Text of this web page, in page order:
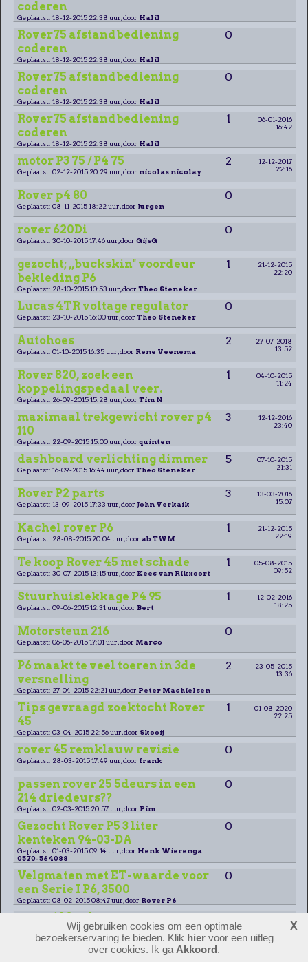
coderen
Geplaatst: 18-12-2015 22:38 uur, door Halil
Rover75 afstandbediening
coderen
0
Geplaatst: 18-12-2015 22:38 uur, door Halil
Rover75 afstandbediening
coderen
0
Geplaatst: 18-12-2015 22:38 uur, door Halil
Rover75 afstandbediening
coderen
1
06-01-2016
16:42
Geplaatst: 18-12-2015 22:38 uur, door Halil
motor P3 75 / P4 75 2
12-12-2017
22:16
Geplaatst: 02-12-2015 20:29 uur, door nicolas nicolay
Rover p4 80 0
Geplaatst: 08-11-2015 18:22 uur, door Jurgen
rover 620Di 0
Geplaatst: 30-10-2015 17:46 uur, door GijsG
gezocht; ,,buckskin" voordeur
bekleding P6
1
21-12-2015
22:20
Geplaatst: 28-10-2015 10:53 uur, door Theo Steneker
Lucas 4TR voltage regulator 0
Geplaatst: 23-10-2015 16:00 uur, door Theo Steneker
Autohoes 2
27-07-2018
13:52
Geplaatst: 01-10-2015 16:35 uur, door Rene Veenema
Rover 820, zoek een
koppelingspedaal veer.
1
04-10-2015
11:24
Geplaatst: 26-09-2015 15:28 uur, door Tim N
maximaal trekgewicht rover p4
110
3
12-12-2016
23:40
Geplaatst: 22-09-2015 15:00 uur, door quinten
dashboard verlichting dimmer 5
07-10-2015
21:31
Geplaatst: 16-09-2015 16:44 uur, door Theo Steneker
Rover P2 parts 3
13-03-2016
15:07
Geplaatst: 13-09-2015 17:33 uur, door John Verkaik
Kachel rover P6 1
21-12-2015
22:19
Geplaatst: 28-08-2015 20:04 uur, door ab TWM
Te koop Rover 45 met schade 1
05-08-2015
09:52
Geplaatst: 30-07-2015 13:15 uur, door Kees van Rikxoort
Stuurhuislekkage P4 95 1
12-02-2016
18:25
Geplaatst: 09-06-2015 12:31 uur, door Bert
Motorsteun 216 0
Geplaatst: 06-06-2015 17:01 uur, door Marco
P6 maakt te veel toeren in 3de
versnelling
2
23-05-2015
13:36
Geplaatst: 27-04-2015 22:21 uur, door Peter Machielsen
Tips gevraagd zoektocht Rover
45
1
01-08-2020
22:25
Geplaatst: 03-04-2015 22:56 uur, door Skooij
rover 45 remklauw revisie 0
Geplaatst: 28-03-2015 17:49 uur, door frank
passen rover 25 5deurs in een
214 driedeurs??
0
Geplaatst: 02-03-2015 20:57 uur, door Pim
Gezocht Rover P5 3 liter
kenteken 94-03-DA
0
Geplaatst: 01-03-2015 09:14 uur, door Henk Wierenga
0570-564088
Velgmaten met ET-waarde voor
een Serie I P6, 3500
0
Geplaatst: 08-02-2015 08:47 uur, door Rover P6
rover 100 schuurvonst 0
Geplaatst: 31-01-2015 16:56 uur, doorpeter meijer
Help! ruitenwissermotor P6 met
Wij gebruiken cookies om een optimale
bezoekerservaring te bieden. Klik hiervoor een uitleg
over cookies. Ik ga Akkoord.
X